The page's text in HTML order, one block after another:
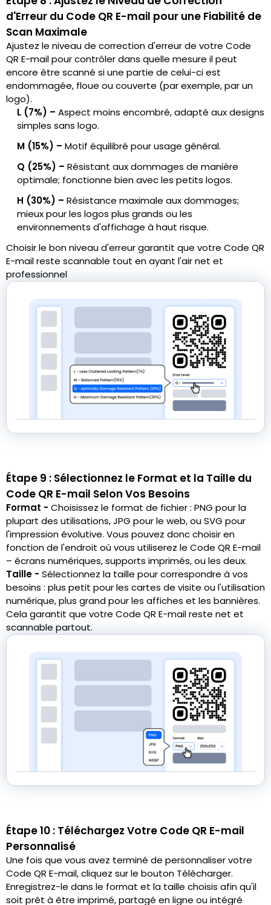
d'Erreur du Code QR E-mail pour une Fiabilité de
Scan Maximale
Ajustez le niveau de correction d'erreur de votre Code
QR E-mail pour contrôler dans quelle mesure il peut
encore être scanné si une partie de celui-ci est
endommagée, floue ou couverte (par exemple, par un
logo).
L (7%) – Aspect moins encombré, adapté aux designs
simples sans logo.
M (15%) – Motif équilibré pour usage général.
Q (25%) – Résistant aux dommages de manière
optimale; fonctionne bien avec les petits logos.
H (30%) – Résistance maximale aux dommages;
mieux pour les logos plus grands ou les
environnements d'affichage à haut risque.
Choisir le bon niveau d'erreur garantit que votre Code QR
E-mail reste scannable tout en ayant l'air net et
professionnel
Étape 9 : Sélectionnez le Format et la Taille du
Code QR E-mail Selon Vos Besoins
Format - Choisissez le format de fichier : PNG pour la
plupart des utilisations, JPG pour le web, ou SVG pour
l'impression évolutive. Vous pouvez donc choisir en
fonction de l'endroit où vous utiliserez le Code QR E-mail
– écrans numériques, supports imprimés, ou les deux.
Taille - Sélectionnez la taille pour correspondre à vos
besoins : plus petit pour les cartes de visite ou l'utilisation
numérique, plus grand pour les affiches et les bannières.
Cela garantit que votre Code QR E-mail reste net et
scannable partout.
Étape 10 : Téléchargez Votre Code QR E-mail
Personnalisé
Une fois que vous avez terminé de personnaliser votre
Code QR E-mail, cliquez sur le bouton Télécharger.
Enregistrez-le dans le format et la taille choisis afin qu'il
soit prêt à être imprimé, partagé en ligne ou intégré